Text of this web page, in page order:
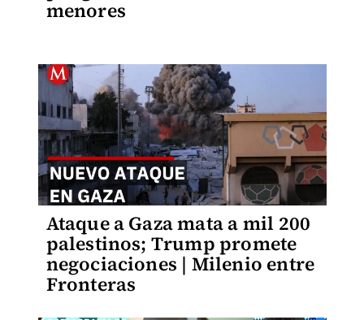
menores
Ataque a Gaza mata a mil 200
palestinos; Trump promete
negociaciones | Milenio entre
Fronteras